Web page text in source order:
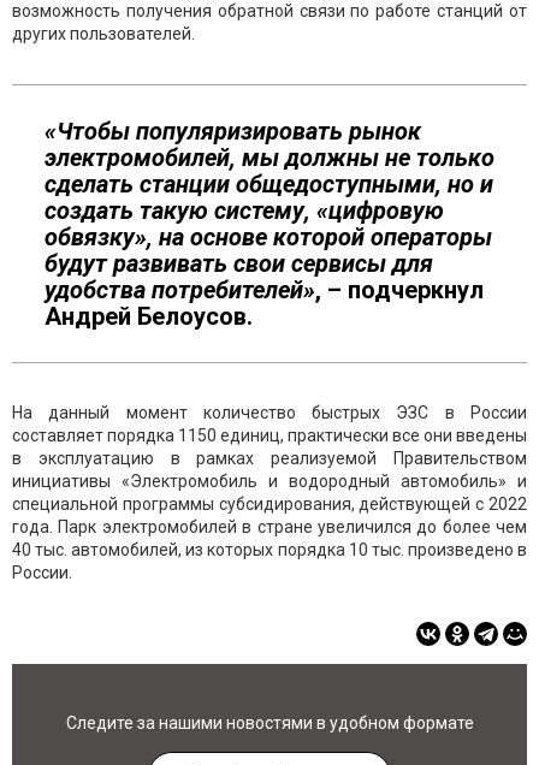
возможность получения обратной связи по работе станций от
других пользователей.
«Чтобы популяризировать рынок
электромобилей, мы должны не только
сделать станции общедоступными, но и
создать такую систему, «цифровую
обвязку», на основе которой операторы
будут развивать свои сервисы для
удобства потребителей», – подчеркнул
Андрей Белоусов.
На данный момент количество быстрых ЭЗС в России
составляет порядка 1150 единиц, практически все они введены
в эксплуатацию в рамках реализуемой Правительством
инициативы «Электромобиль и водородный автомобиль» и
специальной программы субсидирования, действующей с 2022
года. Парк электромобилей в стране увеличился до более чем
40 тыс. автомобилей, из которых порядка 10 тыс. произведено в
России.
Следите за нашими новостями в удобном формате